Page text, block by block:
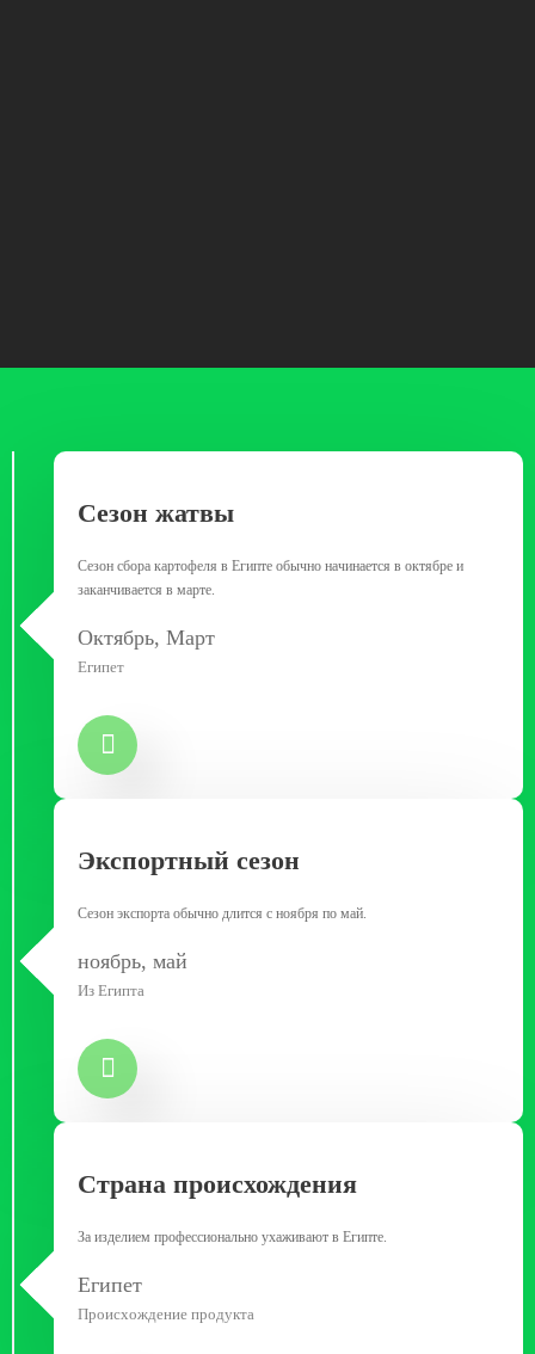
Сезон жатвы
Сезон сбора картофеля в Египте обычно начинается в октябре и
заканчивается в марте.
Октябрь, Март
Египет
Экспортный сезон
Сезон экспорта обычно длится с ноября по май.
ноябрь, май
Из Египта
Страна происхождения
За изделием профессионально ухаживают в Египте.
Египет
Происхождение продукта